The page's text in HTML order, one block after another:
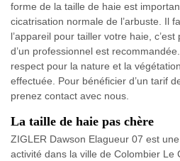
forme de la taille de haie est
cicatrisation normale de l’arbuste. Il
l’appareil pour tailler votre haie,
d’un professionnel est
respect pour la nature et la
effectuée. Pour bénéficier d’un tarif
prenez contact avec nous.
La taille de haie pas chère
ZIGLER Dawson Elagueur 07 est
activité dans la ville de Colombier Le